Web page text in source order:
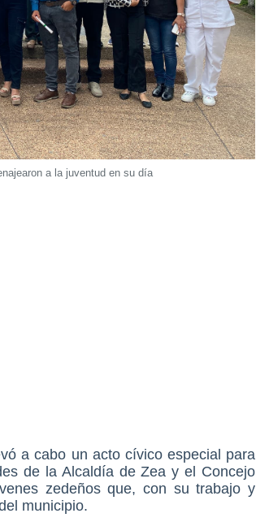
a la juventud en su día
a cabo un acto cívico especial para
de la Alcaldía de Zea y el Concejo
zedeños que, con su trabajo y
municipio.